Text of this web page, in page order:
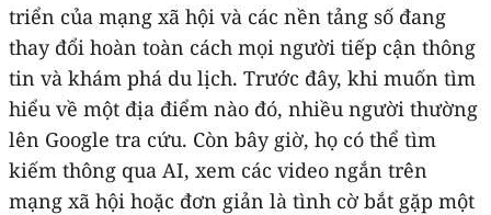
triển của mạng xã hội và các nền tảng số đang
thay đổi hoàn toàn cách mọi người tiếp cận thông
tin và khám phá du lịch. Trước đây, khi muốn tìm
hiểu về một địa điểm nào đó, nhiều người thường
lên Google tra cứu. Còn bây giờ, họ có thể tìm
kiếm thông qua AI, xem các video ngắn trên
mạng xã hội hoặc đơn giản là tình cờ bắt gặp một